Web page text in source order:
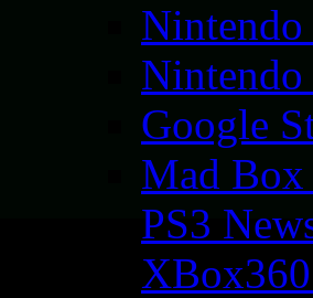
Google
Mad Box
PS3